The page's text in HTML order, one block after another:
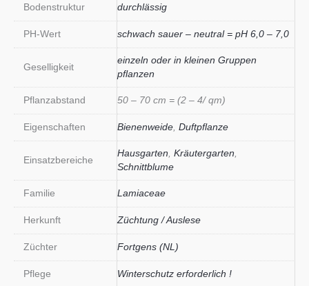
Bodenstruktur durchlässig
PH-Wert schwach sauer – neutral = pH 6,0 – 7,0
Geselligkeit
einzeln oder in kleinen Gruppen
pflanzen
Pflanzabstand 50 – 70 cm = (2 – 4/ qm)
Eigenschaften Bienenweide Duftpflanze
Einsatzbereiche
Hausgarten Kräutergarten
Schnittblume
Familie Lamiaceae
Herkunft Züchtung / Auslese
Züchter Fortgens (NL)
Pflege Winterschutz erforderlich !